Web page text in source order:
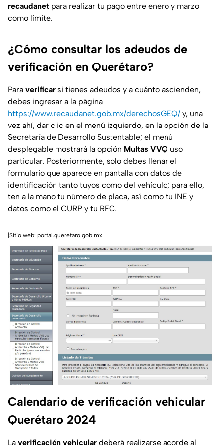
recaudanet para realizar tu pago entre enero y marzo
como límite.
¿Cómo consultar los adeudos de
verificación en Querétaro?
Para verificar si tienes adeudos y a cuánto ascienden,
debes ingresar a la página
https://www.recaudanet.gob.mx/derechosGEQ/ y, una
vez ahí, dar clic en el menú izquierdo, en la opción de la
Secretaría de Desarrollo Sustentable; el menú
desplegable mostrará la opción Multas VVQ uso
particular. Posteriormente, solo debes llenar el
formulario que aparece en pantalla con datos de
identificación tanto tuyos como del vehículo; para ello,
ten a la mano tu número de placa, así como tu INE y
datos como el CURP y tu RFC.
|Sitio web: portal.queretaro.gob.mx
Calendario de verificación vehicular
Querétaro 2024
La verificación vehicular deberá realizarse acorde al